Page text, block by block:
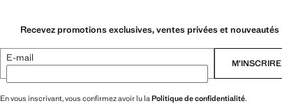
Recevez promotions exclusives, ventes privées et nouveautés
E-mail M’INSCRIRE
En vous inscrivant, vous confirmez avoir lu laPolitique de confidentialité.